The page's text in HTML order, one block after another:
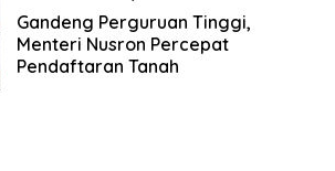
Januari 2026
Gandeng Perguruan Tinggi,
Menteri Nusron Percepat
Pendaftaran Tanah